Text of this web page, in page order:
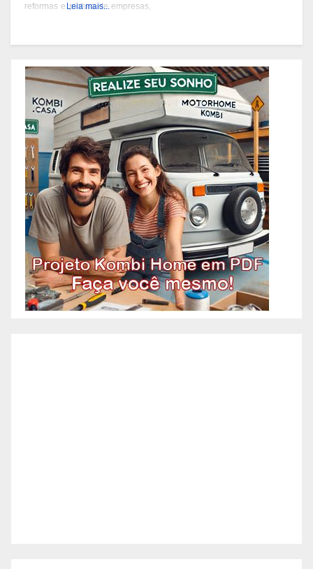
reformas e pintura de empresas,
experiência desde 1978 e são
conhecidos por seus serviços de
qualidade em BH. Você pode
contatá-los pelos telefones 31
3473-2000, 3357-1961 ou
98687-2000 se você está
pensando em reformar ou pintar
a fachada da sua empresa,
condomínio ou
Leia mais...